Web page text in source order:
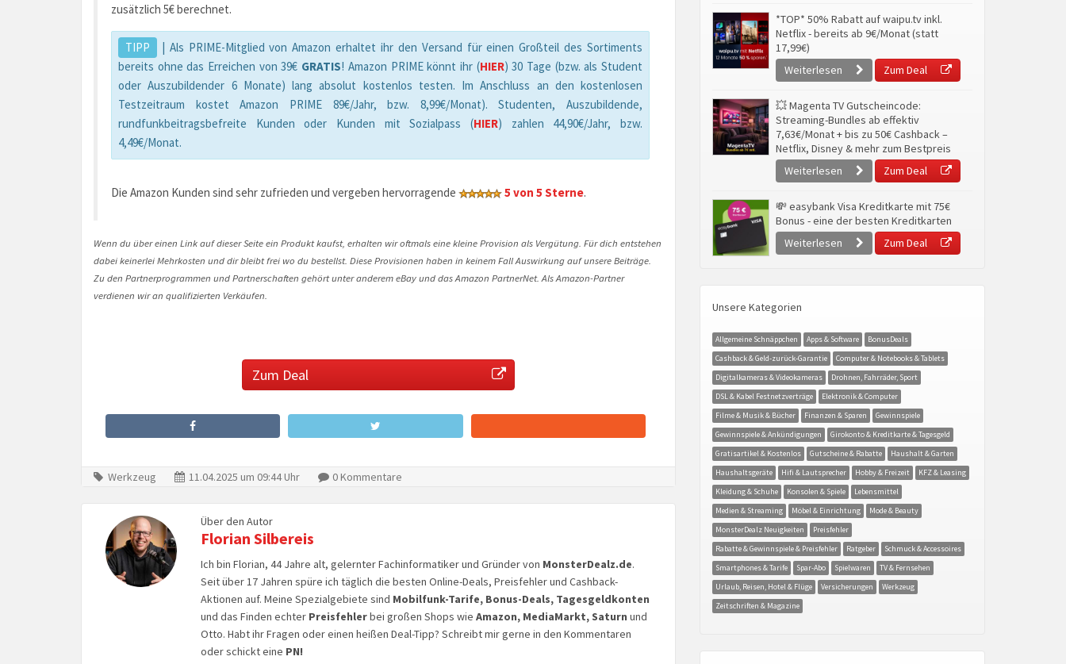
zusätzlich 5€ berechnet.
TIPP
| Als PRIME-Mitglied von Amazon erhaltet ihr den Versand für einen Großteil des Sortiments
bereits ohne das Erreichen von 39€ GRATIS! Amazon PRIME könnt ihr (HIER) 30 Tage (bzw. als Student
oder Auszubildender 6 Monate) lang absolut kostenlos testen. Im Anschluss an den kostenlosen
Testzeitraum kostet Amazon PRIME 89€/Jahr, bzw. 8,99€/Monat). Studenten, Auszubildende,
rundfunkbeitragsbefreite Kunden oder Kunden mit Sozialpass (HIER) zahlen 44,90€/Jahr, bzw.
4,49€/Monat.
Die Amazon Kunden sind sehr zufrieden und vergeben hervorragende 5 von 5 Sterne.
Wenn du über einen Link auf dieser Seite ein Produkt kaufst, erhalten wir oftmals eine kleine Provision als Vergütung. Für dich entstehen
dabei keinerlei Mehrkosten und dir bleibt frei wo du bestellst. Diese Provisionen haben in keinem Fall Auswirkung auf unsere Beiträge.
Zu den Partnerprogrammen und Partnerschaften gehört unter anderem eBay und das Amazon PartnerNet. Als Amazon-Partner
verdienen wir an qualifizierten Verkäufen.
Zum Deal
Werkzeug 11.04.2025 um 09:44 Uhr 0 Kommentare
Über den Autor
Florian Silbereis
Ich bin Florian, 44 Jahre alt, gelernter Fachinformatiker und Gründer von MonsterDealz.de.
Seit über 17 Jahren spüre ich täglich die besten Online-Deals, Preisfehler und Cashback-
Aktionen auf. Meine Spezialgebiete sind Mobilfunk-Tarife, Bonus-Deals, Tagesgeldkonten
und das Finden echterPreisfehlerbei großen Shops wie Amazon, MediaMarkt, Saturn und
Otto. Habt ihr Fragen oder einen heißen Deal-Tipp? Schreibt mir gerne in den Kommentaren
oder schickt eine PN!
*TOP* 50% Rabatt auf waipu.tv inkl.
Netflix - bereits ab 9€/Monat (statt
17,99€)
Weiterlesen
Zum Deal
💥 Magenta TV Gutscheincode:
Streaming-Bundles ab effektiv
7,63€/Monat + bis zu 50€ Cashback –
Netflix, Disney & mehr zum Bestpreis
Weiterlesen
Zum Deal
💸 easybank Visa Kreditkarte mit 75€
Bonus - eine der besten Kreditkarten
Weiterlesen
Zum Deal
Unsere Kategorien
Allgemeine Schnäppchen Apps & Software
BonusDeals
Cashback & Geld-zurück-Garantie
Computer & Notebooks & Tablets
Digitalkameras & Videokameras
Drohnen, Fahrräder, Sport
DSL & Kabel Festnetzverträge
Elektronik & Computer
Filme & Musik & Bücher
Finanzen & Sparen
Gewinnspiele
Gewinnspiele & Ankündigungen
Girokonto & Kreditkarte & Tagesgeld
Gratisartikel & Kostenlos
Gutscheine & Rabatte
Haushalt & Garten
Haushaltsgeräte
Hifi & Lautsprecher Hobby & Freizeit
KFZ & Leasing
Kleidung & Schuhe
Konsolen & Spiele
Lebensmittel
Medien & Streaming
Möbel & Einrichtung
Mode & Beauty
MonsterDealz Neuigkeiten
Preisfehler
Rabatte & Gewinnspiele & Preisfehler
Ratgeber
Schmuck & Accessoires
Smartphones & Tarife
Spar-Abo Spielwaren
TV & Fernsehen
Urlaub, Reisen, Hotel & Flüge
Versicherungen
Werkzeug
Zeitschriften & Magazine